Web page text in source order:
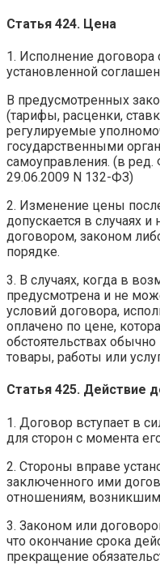
Статья 424. Цена
1. Исполнение договора
установленной
В предусмотренных
(тарифы, расценки,
регулируемые
государственными
самоуправления. (в ред.
29.06.2009 N 132-ФЗ)
2. Изменение цены
допускается в случаях
договором, законом
порядке.
3. В случаях, когда в
предусмотрена и не
условий договора,
оплачено по цене,
обстоятельствах
товары, работы или
Статья 425. Действие
1. Договор вступает в
для сторон с момента
2. Стороны вправе
заключенного ими
отношениям,
3. Законом или
что окончание срока
прекращение